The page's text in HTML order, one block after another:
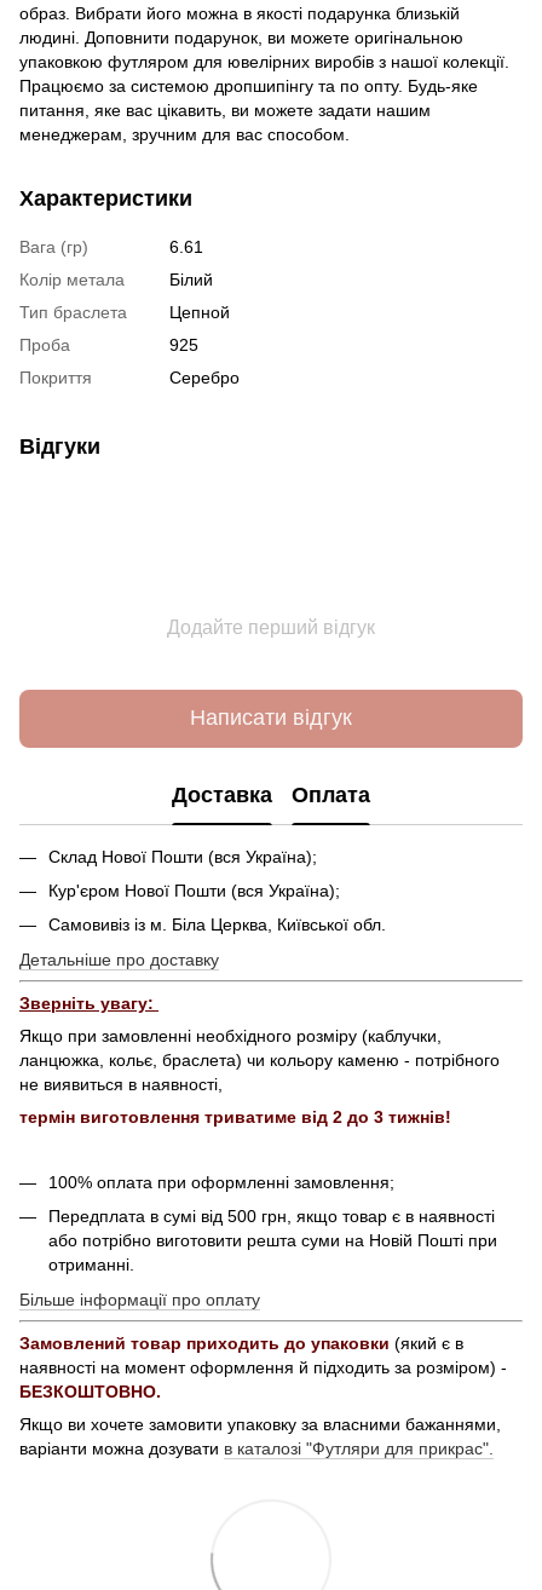
образ. Вибрати його можна в якості подарунка близькій
людині. Доповнити подарунок, ви можете оригінальною
упаковкою футляром для ювелірних виробів з нашої колекції.
Працюємо за системою дропшипінгу та по опту. Будь-яке
питання, яке вас цікавить, ви можете задати нашим
менеджерам, зручним для вас способом.
Характеристики
Вага (гр)
6.61
Колір метала
Білий
Тип браслета
Цепной
Проба
925
Покриття
Серебро
Відгуки
Додайте перший відгук
Написати відгук
Доставка Оплата
Склад Нової Пошти (вся Україна);
Кур'єром Нової Пошти (вся Україна);
Самовивіз із м. Біла Церква, Київської обл.
Детальніше про доставку
Зверніть увагу:
Якщо при замовленні необхідного розміру (каблучки,
ланцюжка, кольє, браслета) чи кольору каменю - потрібного
не виявиться в наявності,
термін виготовлення триватиме від 2 до 3 тижнів!
100% оплата при оформленні замовлення;
Передплата в сумі від 500 грн, якщо товар є в наявності
або потрібно виготовити решта суми на Новій Пошті при
отриманні.
Більше інформації про оплату
Замовлений товар приходить до упаковки (який є в
наявності на момент оформлення й підходить за розміром) -
БЕЗКОШТОВНО.
Якщо ви хочете замовити упаковку за власними бажаннями,
варіанти можна дозувати в каталозі "Футляри для прикрас".